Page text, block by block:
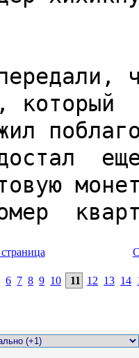
6 7 8 9 10 11 12 13 14